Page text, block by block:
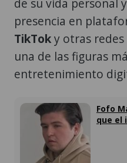
presencia en
TikToky otras
una de las figuras
entretenimiento
Fofo
que el